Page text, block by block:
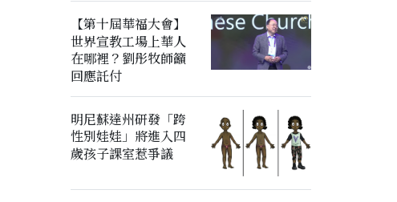
【第十屆華福大會】
世界宣教工場上華人
在哪裡？劉彤牧師籲
回應託付
明尼蘇達州研發「跨
性別娃娃」將進入四
歲孩子課室惹爭議